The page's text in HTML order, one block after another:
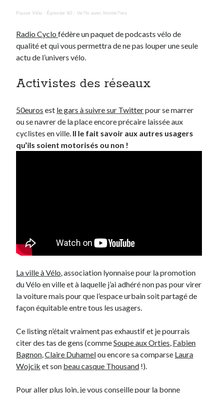
Pause Vélo · Épisode 90 : Ve?lo avec frontie?res
Radio Cyclofédère un paquet de podcasts vélo de
qualité et qui vous permettra de ne pas louper une seule
actu de l’univers vélo.
Activistes des réseaux
50euros est le gars à suivre sur Twitterpour se marrer
ou se navrer de la place encore précaire laissée aux
cyclistes en ville. Il le fait savoir aux autres usagers
qu’ils soient motorisés ou non !
La ville à Vélo, association lyonnaise pour la promotion
du Vélo en ville et à laquelle j’ai adhéré non pas pour virer
la voiture mais pour que l’espace urbain soit partagé de
façon équitable entre tous les usagers.
Ce listing n’était vraiment pas exhaustif et je pourrais
citer des tas de gens (commeSoupe aux Orties, Fabien
Bagnon,Claire Duhamelou encore sa comparse Laura
Wojcik et son beau casque Thousand !).
Pour aller plus loin, je vous conseille pour la bonne